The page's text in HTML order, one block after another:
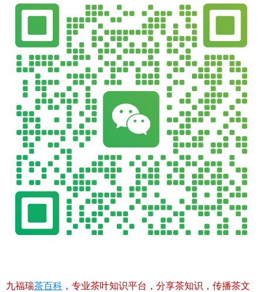
九福瑞茶百科 ，专业茶叶知识平台，分享茶知识，传播茶文